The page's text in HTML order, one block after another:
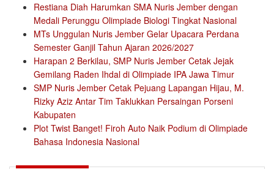
Restiana Diah Harumkan SMA Nuris Jember dengan
Medali Perunggu Olimpiade Biologi Tingkat Nasional
MTs Unggulan Nuris Jember Gelar Upacara Perdana
Semester Ganjil Tahun Ajaran 2026/2027
Harapan 2 Berkilau, SMP Nuris Jember Cetak Jejak
Gemilang Raden Ihdal di Olimpiade IPA Jawa Timur
SMP Nuris Jember Cetak Pejuang Lapangan Hijau, M.
Rizky Aziz Antar Tim Taklukkan Persaingan Porseni
Kabupaten
Plot Twist Banget! Firoh Auto Naik Podium di Olimpiade
Bahasa Indonesia Nasional